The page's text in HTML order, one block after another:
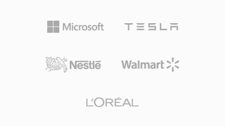
据包，这种结构实现了快速定位和高效的渐进式下
载。该容器支持带有提示点的嵌入式元数据，实现
频从不可靠的小众体验转变为主流媒体，从根本上
传输方式，FLV文件仍存在于无数存档和旧版系统